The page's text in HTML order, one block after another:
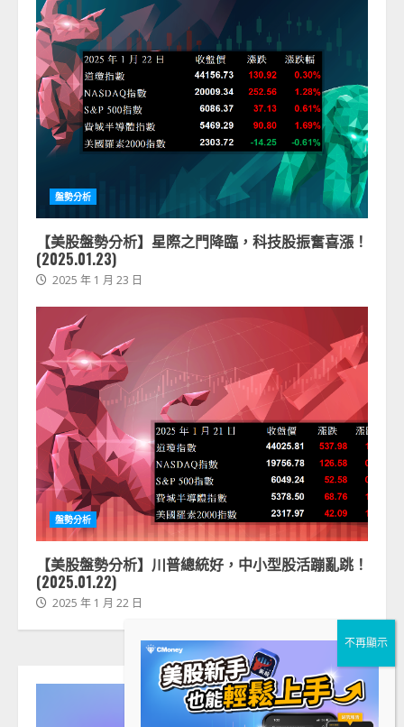
盤勢分析
【美股盤勢分析】星際之門降臨，科技股振奮喜漲！
(2025.01.23)
2025 年 1 月 23 日
盤勢分析
【美股盤勢分析】川普總統好，中小型股活蹦亂跳！
(2025.01.22)
2025 年 1 月 22 日